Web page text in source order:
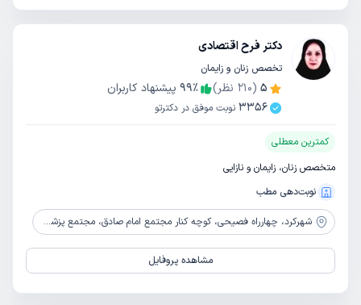
دکتر فرح اقتصادی
تخصص زنان و زایمان
5
(
210 نظر) 99٪
پیشنهاد کاربران
3356 نوبت موفق در دکترتو
کمترین معطلی
متخصص زنان، زایمان و نازایی
نوبت‌دهی مطب
شهرکرد، چهارراه فصیحی، کوچه کنار مجتمع امام صادق، مجتمع پزشکی پردیس، طبقه 2
مشاهده پروفایل